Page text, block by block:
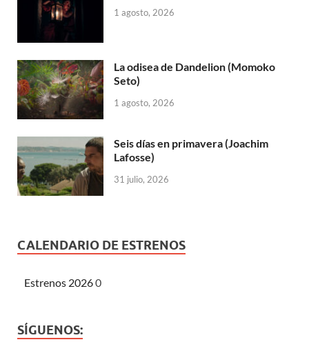
1 agosto, 2026
La odisea de Dandelion (Momoko
Seto)
1 agosto, 2026
Seis días en primavera (Joachim
Lafosse)
31 julio, 2026
CALENDARIO DE ESTRENOS
Estrenos 20260
SÍGUENOS: